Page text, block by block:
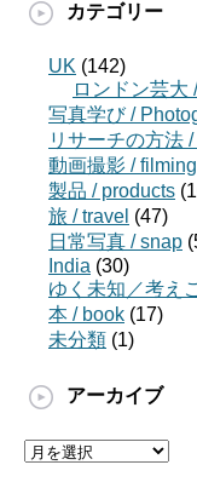
カテゴリー
UK (142)
ロンドン芸大
写真学び /
リサーチの方法
動画撮影 / filming
製品 / products
旅 / travel (47)
日常写真 / snap
India (30)
ゆく未知／考え
本 / book (17)
未分類 (1)
アーカイブ
ア